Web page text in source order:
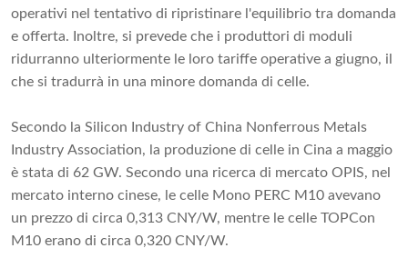
operativi nel tentativo di ripristinare l'equilibrio tra domanda
e offerta. Inoltre, si prevede che i produttori di moduli
ridurranno ulteriormente le loro tariffe operative a giugno, il
che si tradurrà in una minore domanda di celle.
Secondo la Silicon Industry of China Nonferrous Metals
Industry Association, la produzione di celle in Cina a maggio
è stata di 62 GW. Secondo una ricerca di mercato OPIS, nel
mercato interno cinese, le celle Mono PERC M10 avevano
un prezzo di circa 0,313 CNY/W, mentre le celle TOPCon
M10 erano di circa 0,320 CNY/W.